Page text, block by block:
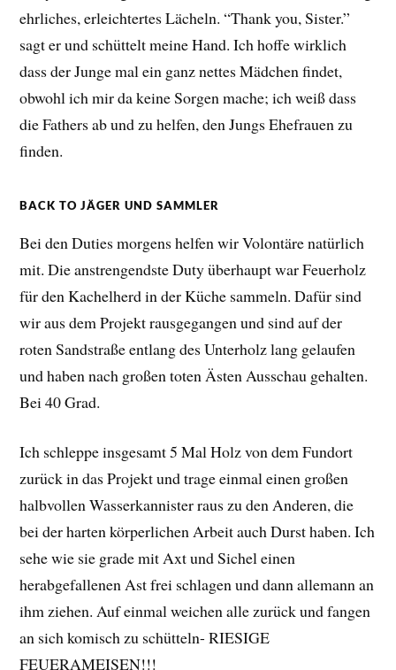
ehrliches, erleichtertes Lächeln. “Thank you, Sister.”
sagt er und schüttelt meine Hand. Ich hoffe wirklich
dass der Junge mal ein ganz nettes Mädchen findet,
obwohl ich mir da keine Sorgen mache; ich weiß dass
die Fathers ab und zu helfen, den Jungs Ehefrauen zu
finden.
BACK TO JÄGER UND SAMMLER
Bei den Duties morgens helfen wir Volontäre natürlich
mit. Die anstrengendste Duty überhaupt war Feuerholz
für den Kachelherd in der Küche sammeln. Dafür sind
wir aus dem Projekt rausgegangen und sind auf der
roten Sandstraße entlang des Unterholz lang gelaufen
und haben nach großen toten Ästen Ausschau gehalten.
Bei 40 Grad.
Ich schleppe insgesamt 5 Mal Holz von dem Fundort
zurück in das Projekt und trage einmal einen großen
halbvollen Wasserkannister raus zu den Anderen, die
bei der harten körperlichen Arbeit auch Durst haben. Ich
sehe wie sie grade mit Axt und Sichel einen
herabgefallenen Ast frei schlagen und dann allemann an
ihm ziehen. Auf einmal weichen alle zurück und fangen
an sich komisch zu schütteln- RIESIGE
FEUERAMEISEN!!!